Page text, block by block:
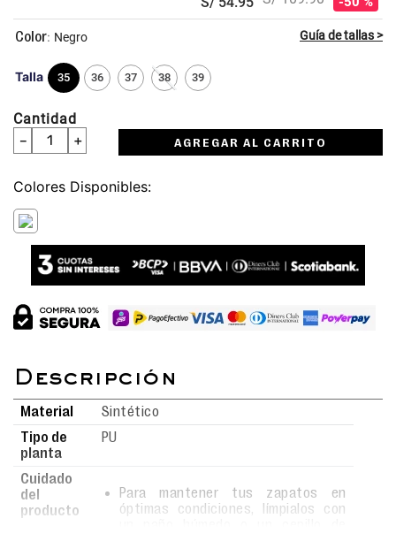
Talla 35 36 37 38 39
: Negro
Cantidad
＋
－ AGREGAR AL CARRITO
Colores
Material
Sintético
Tipo de
planta
PU
Cuidado
del
producto
Para mantener tus zapatos en
óptimas condiciones, límpialos con